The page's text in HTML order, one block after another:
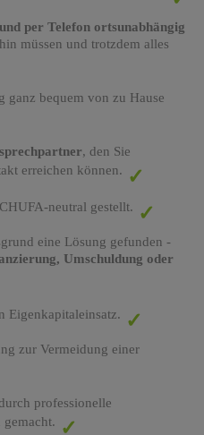
per Telefon ortsunabhängig
müssen und trotzdem alles
ganz bequem von zu Hause
, den Sie
erreichen können.
neutral gestellt.
eine Lösung gefunden -
Umschuldung oder
Eigenkapitaleinsatz.
zur Vermeidung einer
professionelle
gemacht.